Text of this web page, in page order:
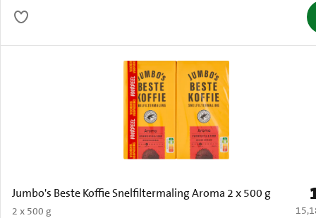
Jumbo's Beste Koffie Snelfiltermaling Aroma 2 x 500 g
2 x 500 g €